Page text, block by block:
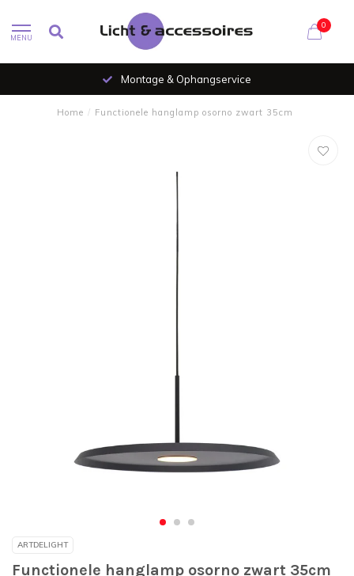
MENU
0
Montage & Ophangservice
Home / Functionele hanglamp osorno zwart 35cm
ARTDELIGHT
Functionele hanglamp osorno zwart 35cm